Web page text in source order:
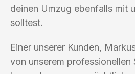
deinen Umzug ebenfalls mit
solltest.
Einer unserer Kunden,
von unserem professionellen